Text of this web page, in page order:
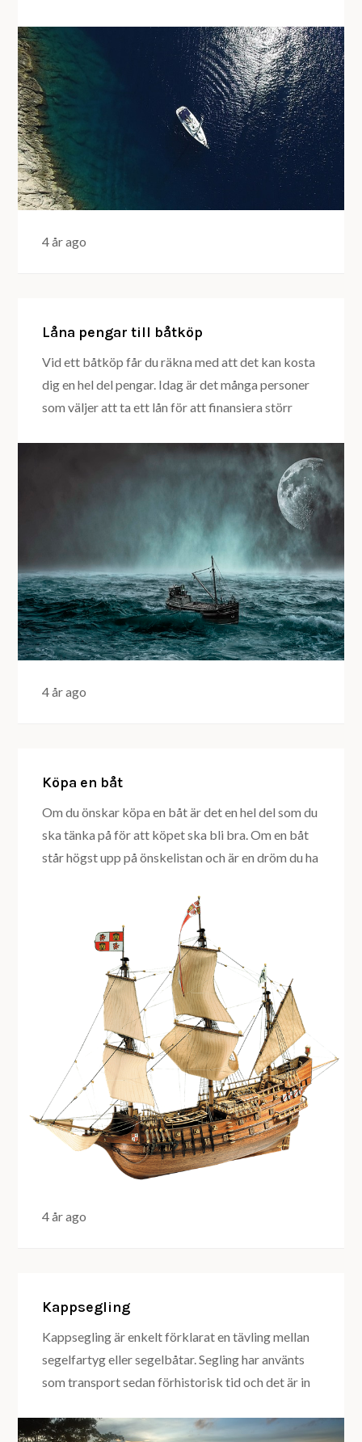
4 år ago
Låna pengar till båtköp
Vid ett båtköp får du räkna med att det kan kosta
dig en hel del pengar. Idag är det många personer
som väljer att ta ett lån för att finansiera störr
4 år ago
Köpa en båt
Om du önskar köpa en båt är det en hel del som du
ska tänka på för att köpet ska bli bra. Om en båt
står högst upp på önskelistan och är en dröm du ha
4 år ago
Kappsegling
Kappsegling är enkelt förklarat en tävling mellan
segelfartyg eller segelbåtar. Segling har använts
som transport sedan förhistorisk tid och det är in